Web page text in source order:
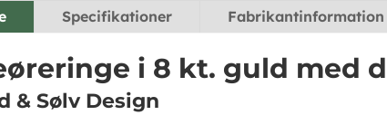
Specifikationer Fabrikantinformation
i 8 kt. guld med
& Sølv Design